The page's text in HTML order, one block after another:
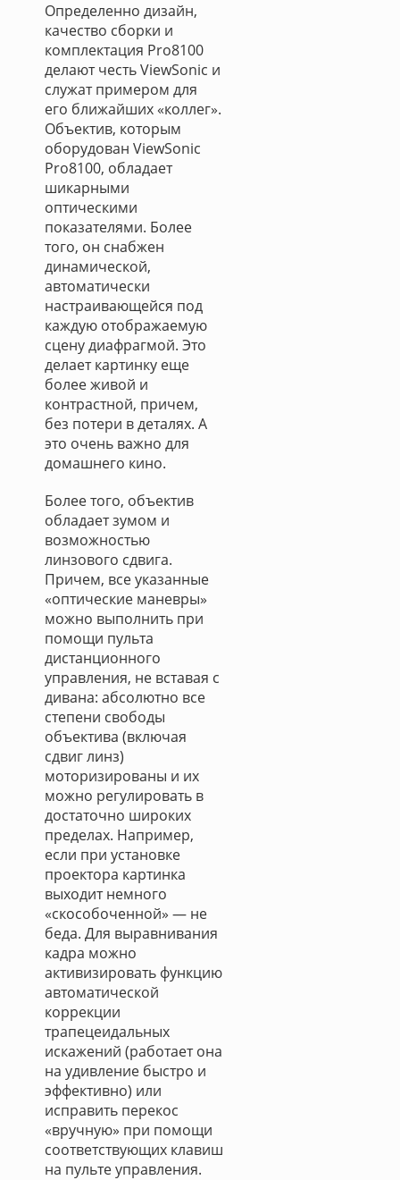
Определенно дизайн,
качество сборки и
комплектация Pro8100
делают честь ViewSonic и
служат примером для
его ближайших «коллег».
Объектив, которым
оборудован ViewSonic
Pro8100, обладает
шикарными
оптическими
показателями. Более
того, он снабжен
динамической,
автоматически
настраивающейся под
каждую отображаемую
сцену диафрагмой. Это
делает картинку еще
более живой и
контрастной, причем,
без потери в деталях. А
это очень важно для
домашнего кино.
Более того, объектив
обладает зумом и
возможностью
линзового сдвига.
Причем, все указанные
«оптические маневры»
можно выполнить при
помощи пульта
дистанционного
управления, не вставая с
дивана: абсолютно все
степени свободы
объектива (включая
сдвиг линз)
моторизированы и их
можно регулировать в
достаточно широких
пределах. Например,
если при установке
проектора картинка
выходит немного
«скособоченной» — не
беда. Для выравнивания
кадра можно
активизировать функцию
автоматической
коррекции
трапецеидальных
искажений (работает она
на удивление быстро и
эффективно) или
исправить перекос
«вручную» при помощи
соответствующих клавиш
на пульте управления.